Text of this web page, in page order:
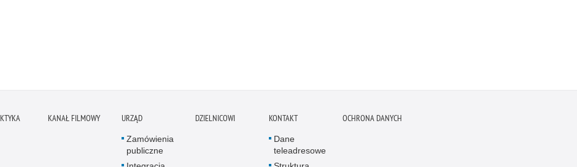
KANAŁ FILMOWY URZĄD
Zamówienia
publiczne
DZIELNICOWI KONTAKT
Dane
teleadresowe
OCHRONA DANYCH